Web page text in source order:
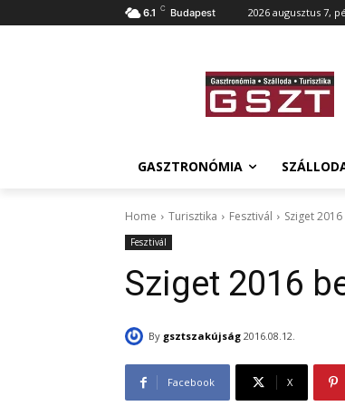
6.1 C Budapest 2026 augusztus 7,
GASZTRONÓMIA
Home Turisztika Fesztivál Sziget
Fesztivál
Sziget 2016
By gsztszakújság 2016.08.12.
Facebook X